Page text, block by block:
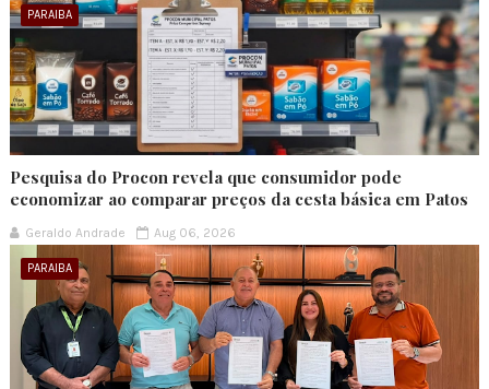
PARAIBA
Pesquisa do Procon revela que consumidor pode
economizar ao comparar preços da cesta básica em Patos
Geraldo Andrade Aug 06, 2026
PARAIBA